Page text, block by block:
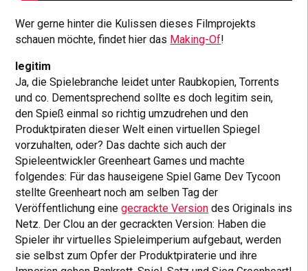
Wer gerne hinter die Kulissen dieses Filmprojekts
schauen möchte, findet hier das Making-Of!
legitim
Ja, die Spielebranche leidet unter Raubkopien, Torrents
und co. Dementsprechend sollte es doch legitim sein,
den Spieß einmal so richtig umzudrehen und den
Produktpiraten dieser Welt einen virtuellen Spiegel
vorzuhalten, oder? Das dachte sich auch der
Spieleentwickler Greenheart Games und machte
folgendes: Für das hauseigene Spiel Game Dev Tycoon
stellte Greenheart noch am selben Tag der
Veröffentlichung einegecrackte Version des Originals ins
Netz. Der Clou an der gecrackten Version: Haben die
Spieler ihr virtuelles Spieleimperium aufgebaut, werden
sie selbst zum Opfer der Produktpiraterie und ihre